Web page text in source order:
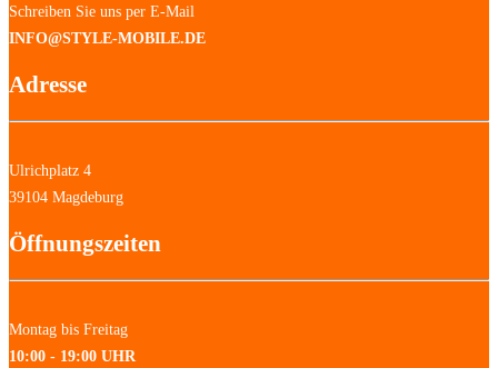
Schreiben Sie uns per E-Mail
INFO@STYLE-MOBILE.DE
Adresse
Ulrichplatz 4
39104 Magdeburg
Öffnungszeiten
Montag bis Freitag
10:00 - 19:00 UHR